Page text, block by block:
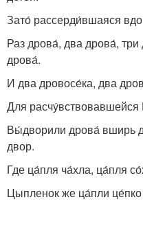
Зато́ рассерди́вшаяся
Раз дрова́, два дрова́,
дрова́.
И два дровосе́ка, два
Для
Вы́дворили дрова́ вширь
двор.
Где ца́пля ча́хла, ца́пля
Цыпленок же ца́пли